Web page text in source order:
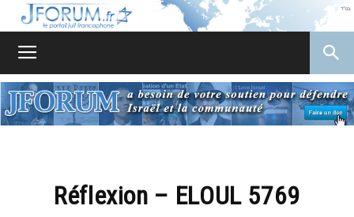
Réflexion – ELOUL 5769